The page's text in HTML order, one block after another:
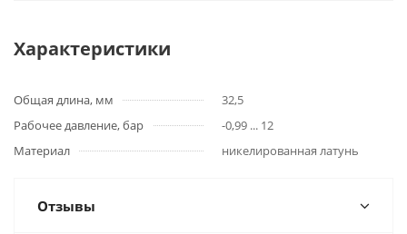
Характеристики
Общая длина, мм
32,5
Рабочее давление, бар
-0,99 ... 12
Материал
никелированная латунь
Отзывы